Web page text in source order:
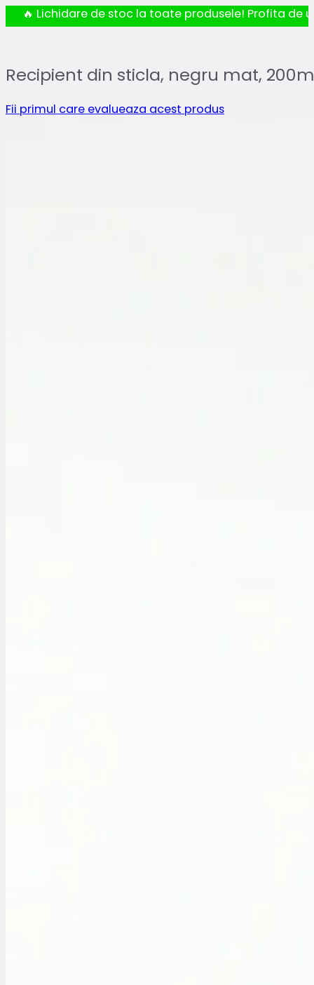
🔥 Lichidare de stoc la toate produsele! Profita de
Recipient din sticla, negru mat,
Fii primul care evalueaza acest produs